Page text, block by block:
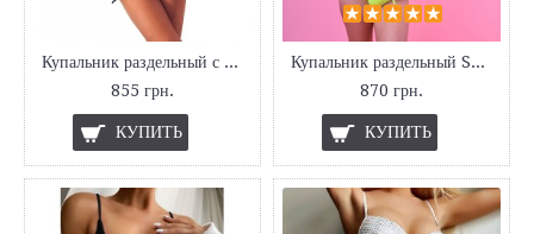
Купальник раздельный с воланом
855 грн.
КУПИТЬ
Купальник раздельный Sexy Brazil
870 грн.
КУПИТЬ